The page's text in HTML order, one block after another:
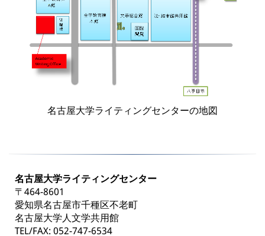
名古屋大学ライティングセンターの地図
名古屋大学ライティングセンター
〒464-8601
愛知県名古屋市千種区不老町
名古屋大学人文学共用館
TEL/FAX: 052-747-6534